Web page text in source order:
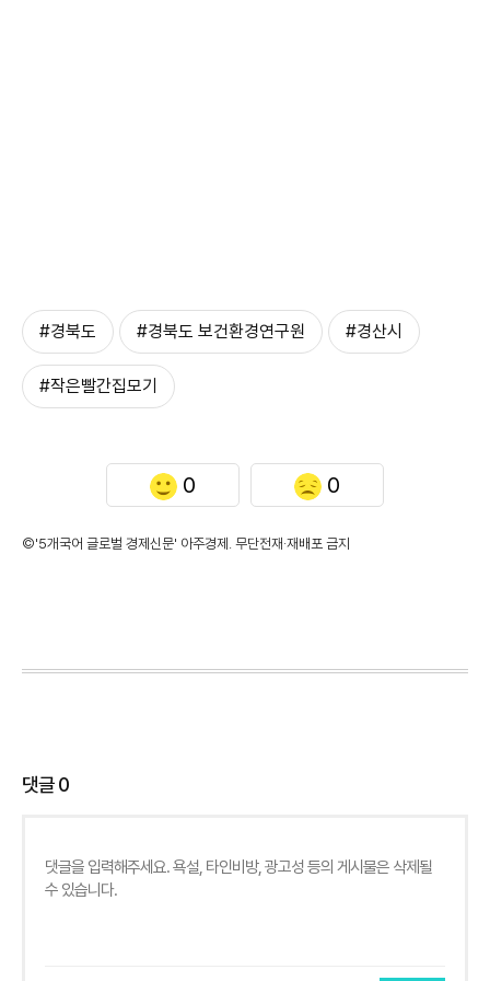
#경북도 #경북도 보건환경연구원 #경산시
#작은빨간집모기
0 0
©'5개국어 글로벌 경제신문' 아주경제. 무단전재·재배포 금지
댓글0